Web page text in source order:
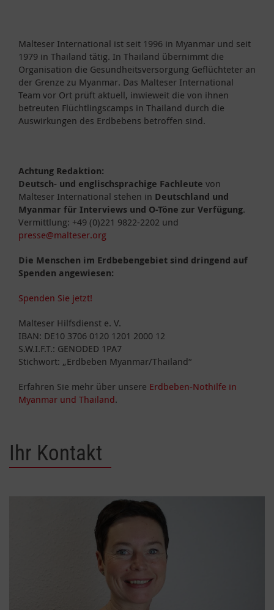
Malteser International ist seit 1996 in Myanmar und seit
1979 in Thailand tätig. In Thailand übernimmt die
Organisation die Gesundheitsversorgung Geflüchteter an
der Grenze zu Myanmar. Das Malteser International
Team vor Ort prüft aktuell, inwieweit die von ihnen
betreuten Flüchtlingscamps in Thailand durch die
Auswirkungen des Erdbebens betroffen sind.
Achtung Redaktion:
Deutsch- und englischsprachige Fachleute von
Malteser International stehen in Deutschland und
Myanmar für Interviews und O-Töne zur Verfügung.
Vermittlung: +49 (0)221 9822-2202 und
presse@malteser.org
Die Menschen im Erdbebengebiet sind dringend auf
Spenden angewiesen:
Spenden Sie jetzt!
Malteser Hilfsdienst e. V.
IBAN: DE10 3706 0120 1201 2000 12
S.W.I.F.T.: GENODED 1PA7
Stichwort: „Erdbeben Myanmar/Thailand“
Erfahren Sie mehr über unsere Erdbeben-Nothilfe in
Myanmar und Thailand.
Ihr Kontakt